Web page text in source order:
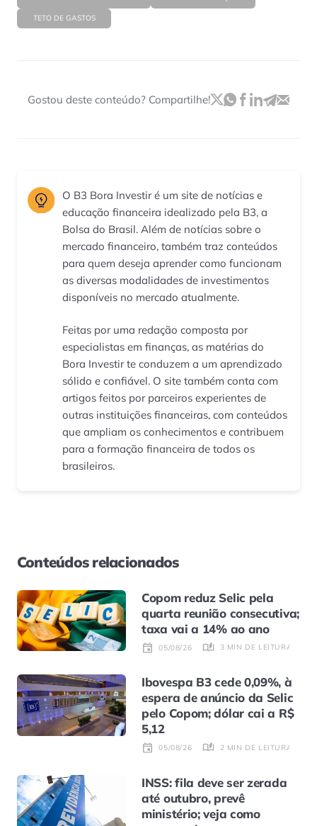
TETO DE GASTOS
Gostou deste conteúdo? Compartilhe!
O B3 Bora Investir é um site de notícias e
educação financeira idealizado pela B3, a
Bolsa do Brasil. Além de notícias sobre o
mercado financeiro, também traz conteúdos
para quem deseja aprender como funcionam
as diversas modalidades de investimentos
disponíveis no mercado atualmente.
Feitas por uma redação composta por
especialistas em finanças, as matérias do
Bora Investir te conduzem a um aprendizado
sólido e confiável. O site também conta com
artigos feitos por parceiros experientes de
outras instituições financeiras, com conteúdos
que ampliam os conhecimentos e contribuem
para a formação financeira de todos os
brasileiros.
Conteúdos relacionados
Copom reduz Selic pela
quarta reunião consecutiva;
taxa vai a 14% ao ano
05/08/26 3 MIN DE LEITURA
Ibovespa B3 cede 0,09%, à
espera de anúncio da Selic
pelo Copom; dólar cai a R$
5,12
05/08/26 2 MIN DE LEITURA
INSS: fila deve ser zerada
até outubro, prevê
ministério; veja como